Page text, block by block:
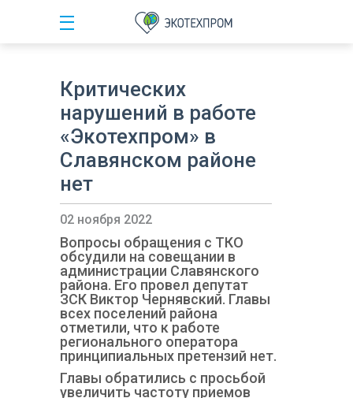
Критических
нарушений в работе
«Экотехпром» в
Славянском районе
нет
02 ноября 2022
Вопросы обращения с ТКО
обсудили на совещании в
администрации Славянского
района. Его провел депутат
ЗСК Виктор Чернявский. Главы
всех поселений района
отметили, что к работе
регионального оператора
принципиальных претензий нет.
Главы обратились с просьбой
увеличить частоту приемов